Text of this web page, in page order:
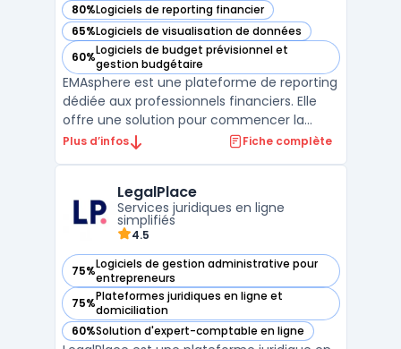
80%Logiciels de reporting financier
— voir EMAsphere dans cette catégorie
65%Logiciels de visualisation de données
— voir EMAsphere dans cette catégorie
60%Logiciels de budget prévisionnel et
gestion budgétaire
— voir EMAsphere dans cette catégorie
EMAsphere est une plateforme de reporting
dédiée aux professionnels financiers. Elle
offre une solution pour commencer la
journée avec des reportings à jour,
ajoutée. La plateforme est conçue pour
être simple et eff ...
Plus d’infos Fiche complète
LegalPlace
Services juridiques en ligne
simplifiés
4.5
75%Logiciels de gestion administrative pour
entrepreneurs
— voir LegalPlace dans cette catégorie
75%Plateformes juridiques en ligne et
domiciliation
— voir LegalPlace dans cette catégorie
60%Solution d'expert-comptable en ligne
— voir LegalPlace dans cette catégorie